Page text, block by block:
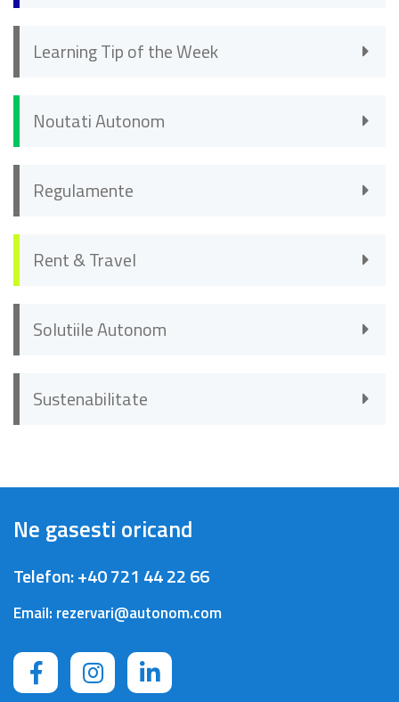
Learning Tip of the Week
Noutati Autonom
Regulamente
Rent & Travel
Solutiile Autonom
Sustenabilitate
Ne gasesti oricand
Telefon:+40 721 44 22 66
Email: rezervari@autonom.com